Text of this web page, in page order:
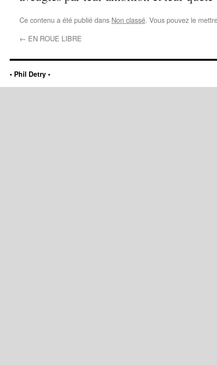
Ce contenu a été publié dans Non classé. Vous pouvez le
← EN ROUE LIBRE
• Phil Detry •